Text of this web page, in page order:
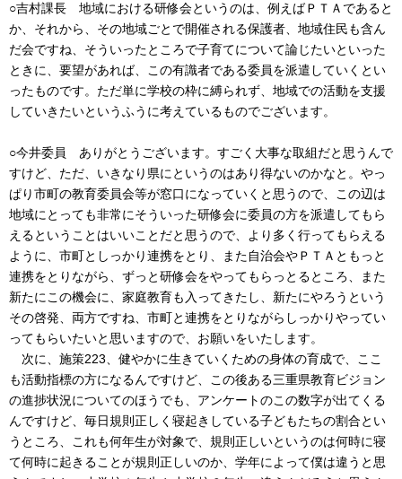
○吉村課長 地域における研修会というのは、例えばＰＴＡであると
か、それから、その地域ごとで開催される保護者、地域住民も含ん
だ会ですね、そういったところで子育てについて論じたいといった
ときに、要望があれば、この有識者である委員を派遣していくとい
ったものです。ただ単に学校の枠に縛られず、地域での活動を支援
していきたいというふうに考えているものでございます。
○今井委員 ありがとうございます。すごく大事な取組だと思うんで
すけど、ただ、いきなり県にというのはあり得ないのかなと。やっ
ぱり市町の教育委員会等が窓口になっていくと思うので、この辺は
地域にとっても非常にそういった研修会に委員の方を派遣してもら
えるということはいいことだと思うので、より多く行ってもらえる
ように、市町としっかり連携をとり、また自治会やＰＴＡともっと
連携をとりながら、ずっと研修会をやってもらっとるところ、また
新たにこの機会に、家庭教育も入ってきたし、新たにやろうという
その啓発、両方ですね、市町と連携をとりながらしっかりやってい
ってもらいたいと思いますので、お願いをいたします。
次に、施策223、健やかに生きていくための身体の育成で、ここ
も活動指標の方になるんですけど、この後ある三重県教育ビジョン
の進捗状況についてのほうでも、アンケートのこの数字が出てくる
んですけど、毎日規則正しく寝起きしている子どもたちの割合とい
うところ、これも何年生が対象で、規則正しいというのは何時に寝
て何時に起きることが規則正しいのか、学年によって僕は違うと思